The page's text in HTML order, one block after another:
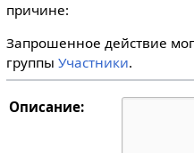
причине:
Запрошенное действие
группы Участники.
Описание: